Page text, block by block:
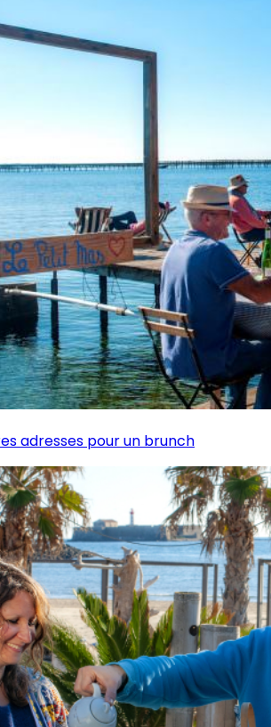
adresses pour un brunch